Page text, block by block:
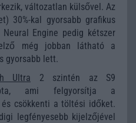
változatlan külsővel. Az
30%-kal gyorsabb grafikus
Engine pedig kétszer
még jobban látható a
gyorsabb lett.
Ultra 2 szintén az S9
ami felgyorsítja a
csökkenti a töltési időket.
legfényesebb kijelzőjével